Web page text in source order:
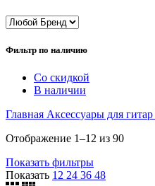
Фильтр по наличию
Со скидкой
В наличии
Главная Аксессуары для гитар
Отображение 1–12 из 90
Показать фильтры
Показать 12 24 36 48